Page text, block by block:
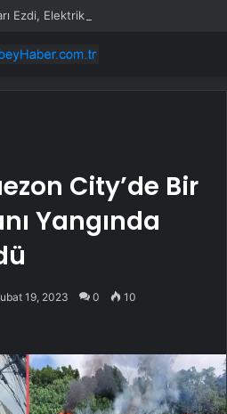
City’de Bir
Yangında
19, 2023 0 10